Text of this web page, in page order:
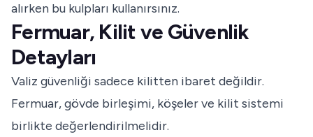
alırken bu kulpları kullanırsınız.
Fermuar, Kilit ve Güvenlik
Detayları
Valiz güvenliği sadece kilitten ibaret değildir.
Fermuar, gövde birleşimi, köşeler ve kilit sistemi
birlikte değerlendirilmelidir.